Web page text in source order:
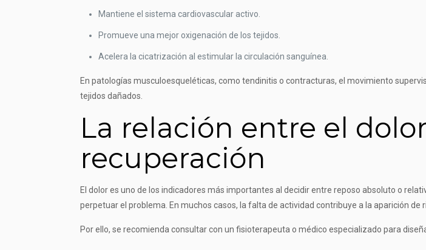
Mantiene el sistema cardiovascular activo.
Promueve una mejor oxigenación de los tejidos.
Acelera la cicatrización al estimular la circulación sanguínea.
En patologías musculoesqueléticas, como tendinitis o contracturas, el movimiento
tejidos dañados.
La relación entre el
recuperación
El dolor es uno de los indicadores más importantes al decidir entre reposo absoluto o
perpetuar el problema. En muchos casos, la falta de actividad contribuye a la aparición de
Por ello, se recomienda consultar con un fisioterapeuta o médico especializado para